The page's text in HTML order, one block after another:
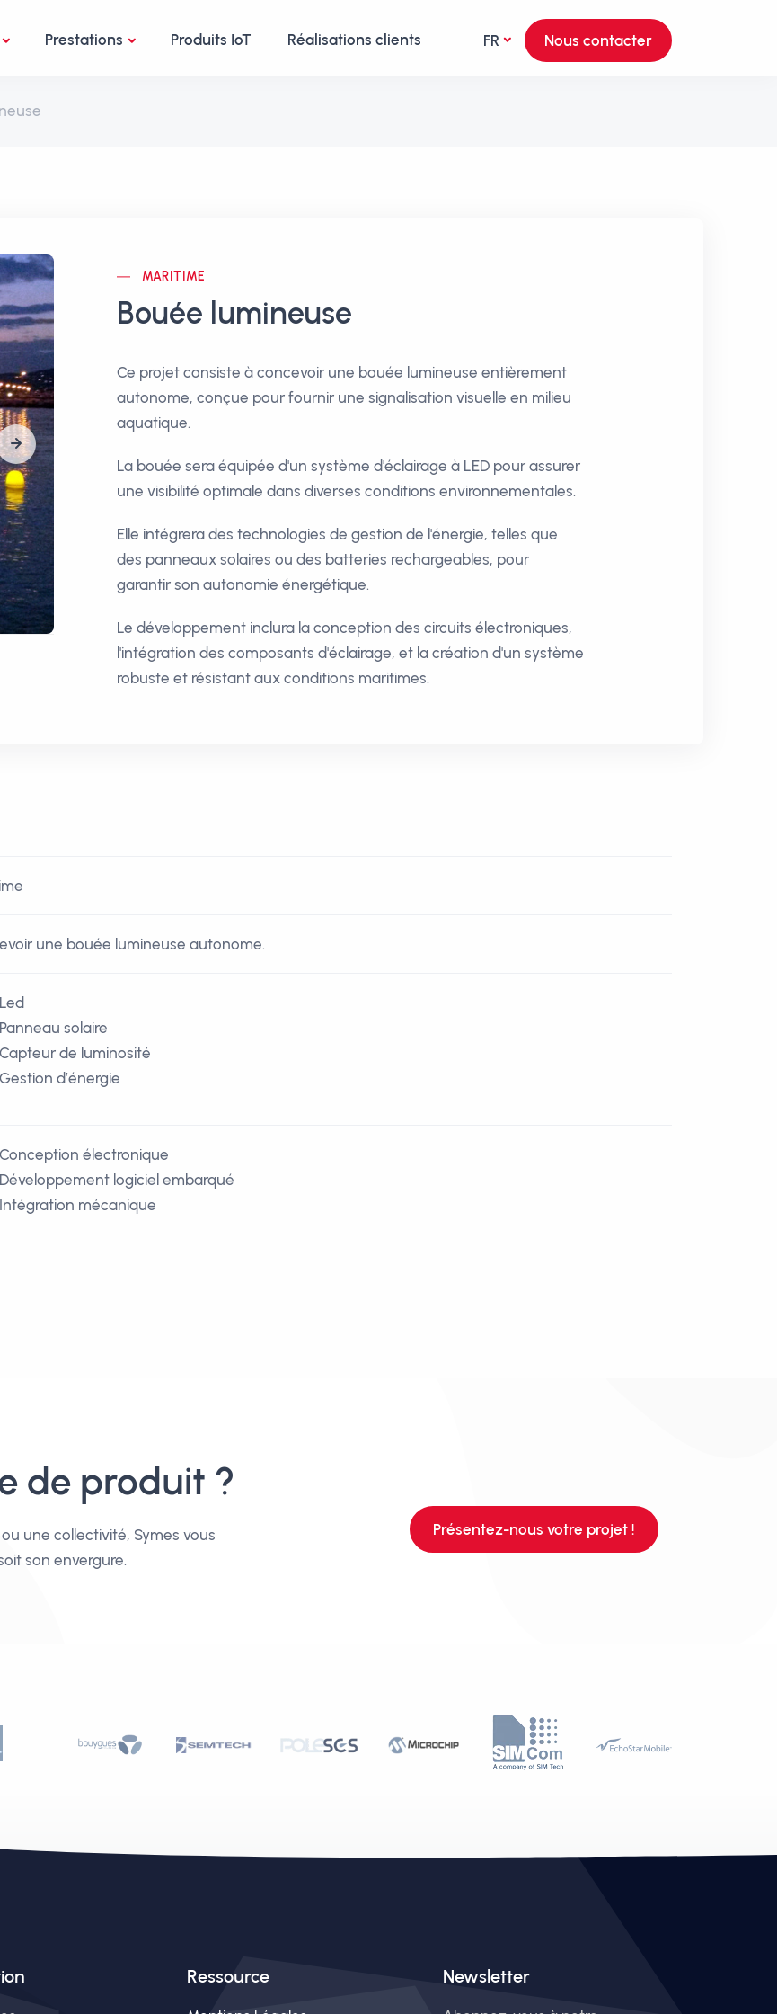
Prestations Produits IoT Réalisations clients FR Nous contacter
MARITIME
Bouée lumineuse
Ce projet consiste à concevoir une bouée lumineuse entièrement
autonome, conçue pour fournir une signalisation visuelle en milieu
aquatique.
La bouée sera équipée d'un système d'éclairage à LED pour assurer
une visibilité optimale dans diverses conditions environnementales.
Elle intégrera des technologies de gestion de l'énergie, telles que
des panneaux solaires ou des batteries rechargeables, pour
garantir son autonomie énergétique.
Le développement inclura la conception des circuits électroniques,
l'intégration des composants d'éclairage, et la création d'un système
robuste et résistant aux conditions maritimes.
une bouée lumineuse autonome.
Led
Panneau solaire
Capteur de luminosité
Gestion d’énergie
Conception électronique
Développement logiciel embarqué
Intégration mécanique
de produit ?
une collectivité, Symes vous
son envergure.
Présentez-nous votre projet !
Ressource Newsletter